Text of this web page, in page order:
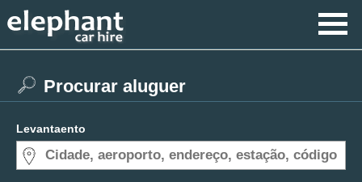
Procurar aluguer
Levantaento